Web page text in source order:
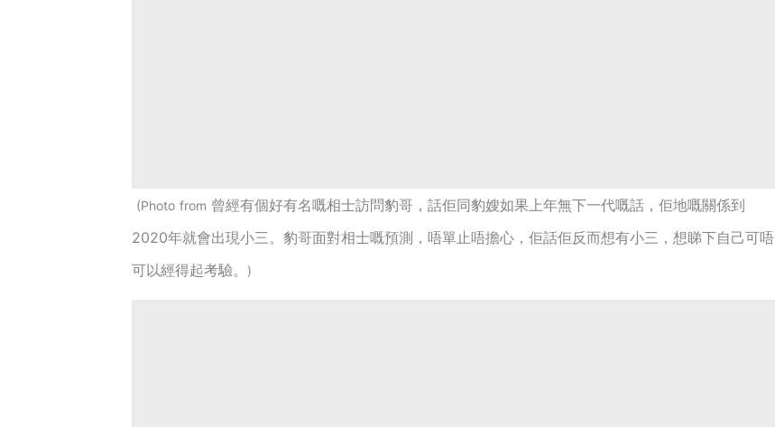
Photo from 曾經有個好有名嘅相士訪問豹哥，話佢同豹嫂如果上年無下一代嘅話，佢地嘅關係到
2020年就會出現小三。豹哥面對相士嘅預測，唔單止唔擔心，佢話佢反而想有小三，想睇下自己可唔
可以經得起考驗。